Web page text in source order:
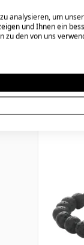
analysieren, um
und Ihnen ein
zu den von uns